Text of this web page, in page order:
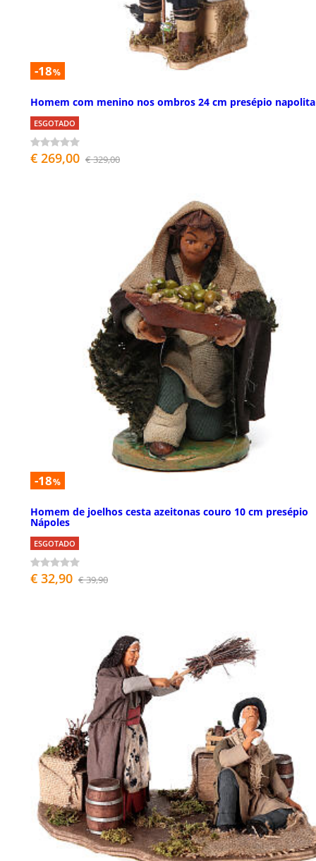
-18%
Homem com menino nos ombros 24 cm presépio
ESGOTADO
€ 269,00 € 329,00
-18%
Homem de joelhos cesta azeitonas couro 10 cm presépio
Nápoles
ESGOTADO
€ 32,90 € 39,90